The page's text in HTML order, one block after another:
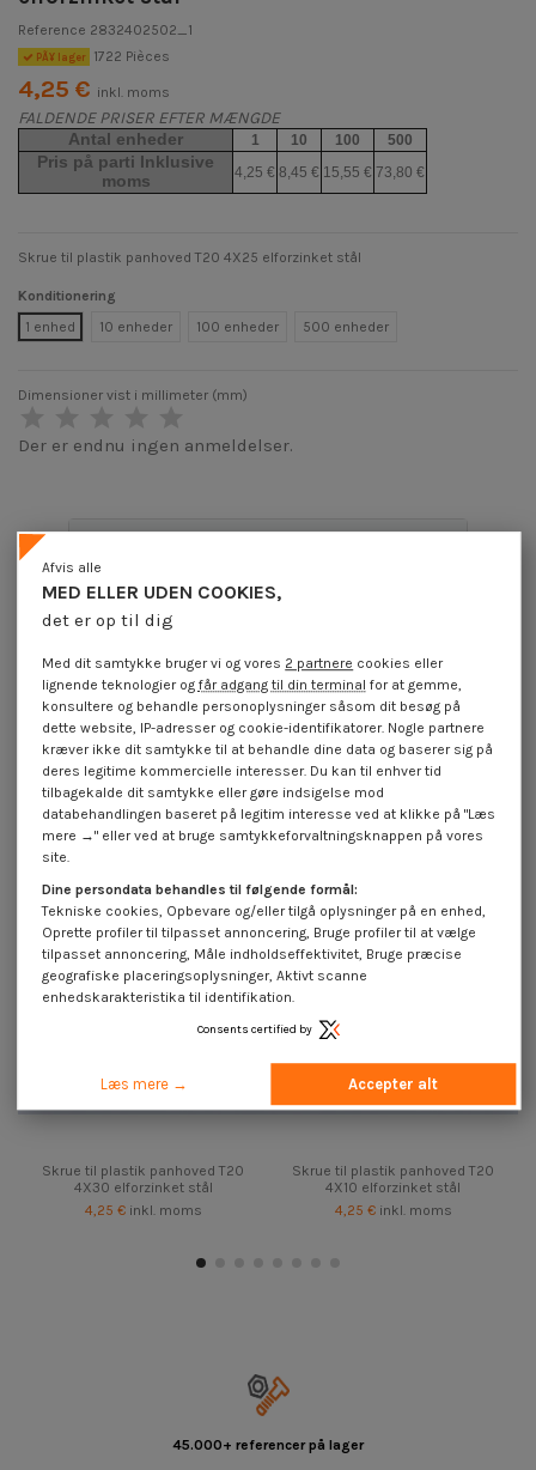
Reference 2832402502_1
PÃ¥ lager 1722 Pièces
4,25 € inkl. moms
FALDENDE PRISER EFTER MÆNGDE
Antal enheder 1 10 100 500
Pris på parti Inklusive
moms
4,25 € 8,45 € 15,55 € 73,80 €
Skrue til plastik panhoved T20 4X25 elforzinket stål
Konditionering
1 enhed
10 enheder 100 enheder 500 enheder
Dimensioner vist i millimeter (mm)
Der er endnu ingen anmeldelser.
Anmeldelser (0)
16 andre varer i den samme kategori:
Skrue til plastik panhoved T20
4X30 elforzinket stål
4,25 € inkl. moms
Skrue til plastik panhoved T20
4X10 elforzinket stål
4,25 € inkl. moms
45.000+ referencer på lager
MED ELLER UDEN COOKIES,
det er op til dig
Afvis alle
Med dit samtykke bruger vi og vores 2 partnere cookies eller
lignende teknologier ogfår adgang til din terminal for at gemme,
konsultere og behandle personoplysninger såsom dit besøg på
dette website, IP-adresser og cookie-identifikatorer. Nogle partnere
kræver ikke dit samtykke til at behandle dine data og baserer sig på
deres legitime kommercielle interesser. Du kan til enhver tid
tilbagekalde dit samtykke eller gøre indsigelse mod
databehandlingen baseret på legitim interesse ved at klikke på "Læs
mere →" eller ved at bruge samtykkeforvaltningsknappen på vores
site.
Dine persondata behandles til følgende formål:
Tekniske cookies, Opbevare og/eller tilgå oplysninger på en enhed,
Oprette profiler til tilpasset annoncering, Bruge profiler til at vælge
tilpasset annoncering, Måle indholdseffektivitet, Bruge præcise
geografiske placeringsoplysninger, Aktivt scanne
enhedskarakteristika til identifikation.
Consents certified by
Læs mere → Accepter alt